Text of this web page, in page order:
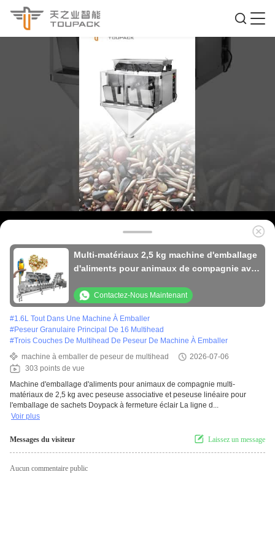
Multi-matériaux 2,5 kg machine d'emballage
d'aliments pour animaux de compagnie avec
Contactez-Nous Maintenant
#1.6L Tout Dans Une Machine À Emballer
#Peseur Granulaire Principal De 16 Multihead
#Trois Couches De Multihead De Peseur De Machine À Emballer
machine à emballer de peseur de multihead
2026-07-06
303 points de vue
Machine d'emballage d'aliments pour animaux de compagnie multi-
matériaux de 2,5 kg avec peseuse associative et peseuse linéaire pour
l'emballage de sachets Doypack à fermeture éclair La ligne d...
Voir plus
Messages du visiteur Laissez un message
Aucun commentaire public